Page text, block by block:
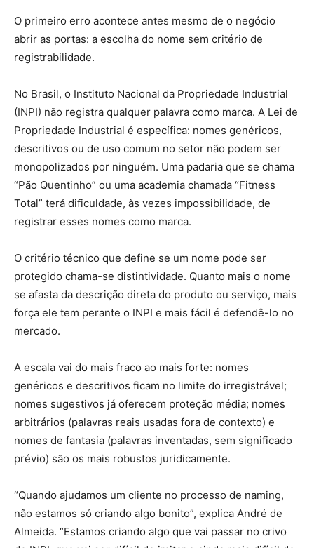
O primeiro erro acontece antes mesmo de o negócio
abrir as portas: a escolha do nome sem critério de
registrabilidade.
No Brasil, o Instituto Nacional da Propriedade Industrial
(INPI) não registra qualquer palavra como marca. A Lei de
Propriedade Industrial é específica: nomes genéricos,
descritivos ou de uso comum no setor não podem ser
monopolizados por ninguém. Uma padaria que se chama
“Pão Quentinho” ou uma academia chamada “Fitness
Total” terá dificuldade, às vezes impossibilidade, de
registrar esses nomes como marca.
O critério técnico que define se um nome pode ser
protegido chama-se distintividade. Quanto mais o nome
se afasta da descrição direta do produto ou serviço, mais
força ele tem perante o INPI e mais fácil é defendê-lo no
mercado.
A escala vai do mais fraco ao mais forte: nomes
genéricos e descritivos ficam no limite do irregistrável;
nomes sugestivos já oferecem proteção média; nomes
arbitrários (palavras reais usadas fora de contexto) e
nomes de fantasia (palavras inventadas, sem significado
prévio) são os mais robustos juridicamente.
“Quando ajudamos um cliente no processo de naming,
não estamos só criando algo bonito”, explica André de
Almeida. “Estamos criando algo que vai passar no crivo